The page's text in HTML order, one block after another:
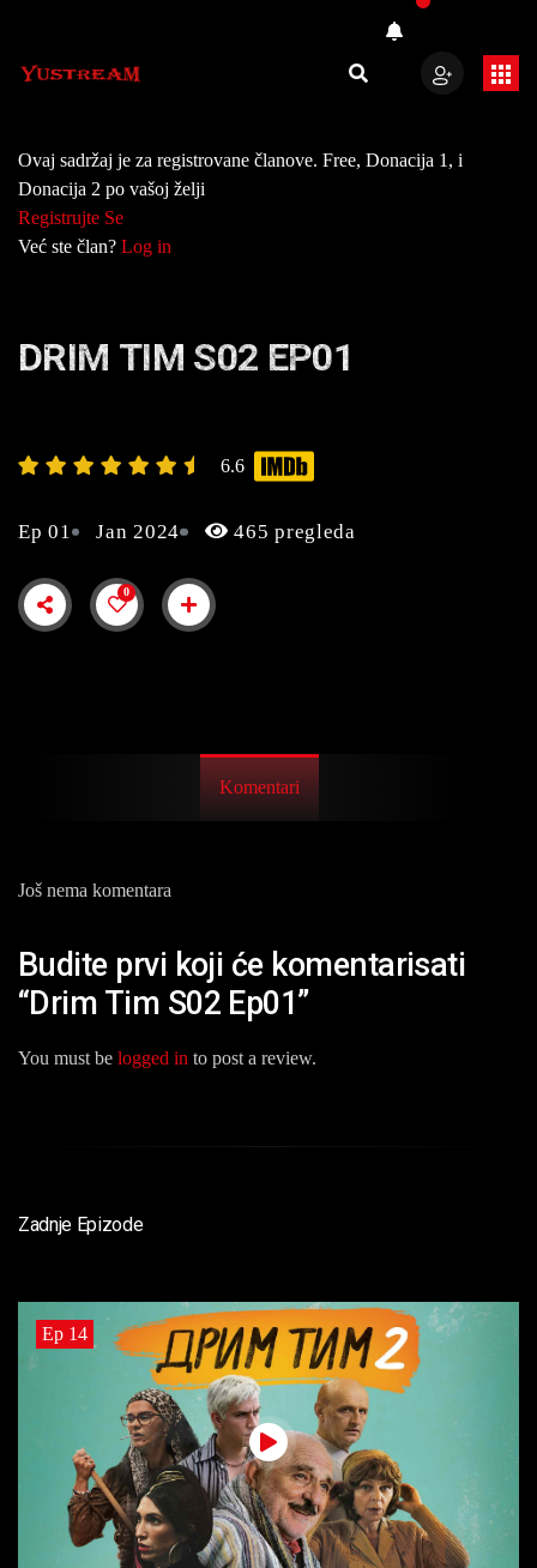
Ovaj sadržaj je za registrovane članove. Free, Donacija 1, i
Donacija 2 po vašoj želji
Registrujte Se
Već ste član? Log in
DRIM TIM S02 EP01
6.6
Ep 01 Jan 2024 465 pregleda
0
Komentari
Još nema komentara
Budite prvi koji će komentarisati
“Drim Tim S02 Ep01”
You must be logged in to post a review.
Zadnje Epizode
Ep 14